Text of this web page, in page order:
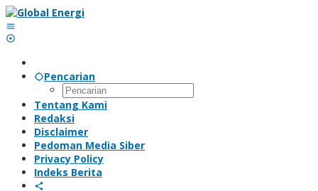
Lewati
ke
konten
Pencarian
Tentang Kami
Redaksi
Disclaimer
Pedoman Media Siber
Privacy Policy
Indeks Berita